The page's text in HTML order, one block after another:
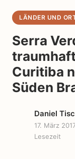
LÄNDER UND
Serra
Curitiba
Süden
Daniel
17. März
Lesezeit